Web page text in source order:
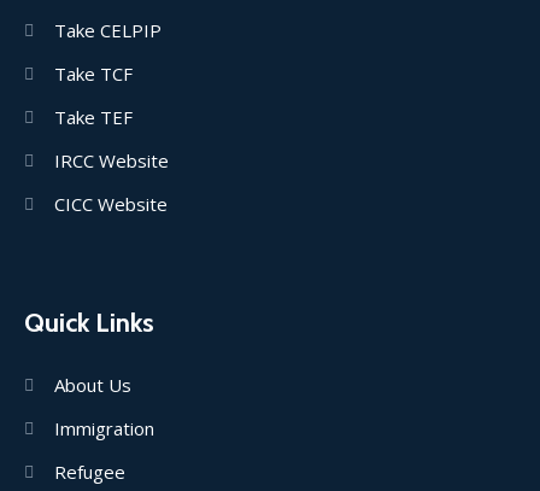
Take CELPIP
Take TCF
Take TEF
IRCC Website
CICC Website
Quick Links
About Us
Immigration
Refugee